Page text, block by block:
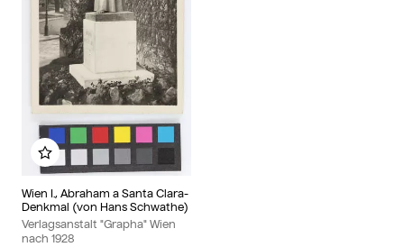
Wien I., Abraham a Santa Clara-
Denkmal (von Hans Schwathe)
Verlagsanstalt "Grapha" Wien
nach 1928
Zu meinem Album hinzufügen